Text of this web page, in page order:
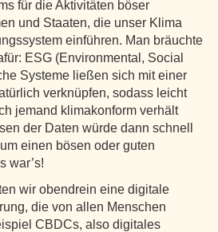
für die Aktivitäten böser
und Staaten, die unser Klima
einführen. Man bräuchte
ESG (Environmental, Social
Systeme ließen sich mit einer
verknüpfen, sodass leicht
jemand klimakonform verhält
der Daten würde dann schnell
einen bösen oder guten
war’s!
wir obendrein eine digitale
die von allen Menschen
CBDCs, also digitales